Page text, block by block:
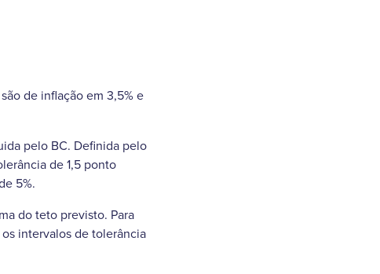
de inflação em 3,5% e
pelo BC. Definida pelo
de 1,5 ponto
5%.
do teto previsto. Para
intervalos de tolerância